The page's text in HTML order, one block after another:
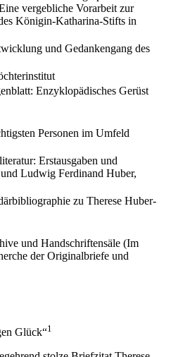
– Biographischer und
vergebliche Vorarbeit zur
Königin-Katharina-Stifts in
und Gedankengang des
Enzyklopädisches Gerüst
Personen im Umfeld
Erstausgaben und
Ludwig Ferdinand Huber,
zu Therese Huber-
und Handschriftensäle (Im
der Originalbriefe und